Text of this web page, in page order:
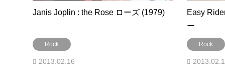
Janis Joplin : the Rose ローズ (1979)
Rock
2013.02.16
Easy
ー
Rock